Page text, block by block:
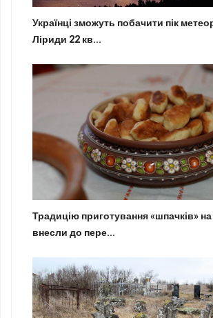
Українці зможуть побачити пік
Ліриди 22 кв...
Традицію приготування «шпачків»
внесли до пере...